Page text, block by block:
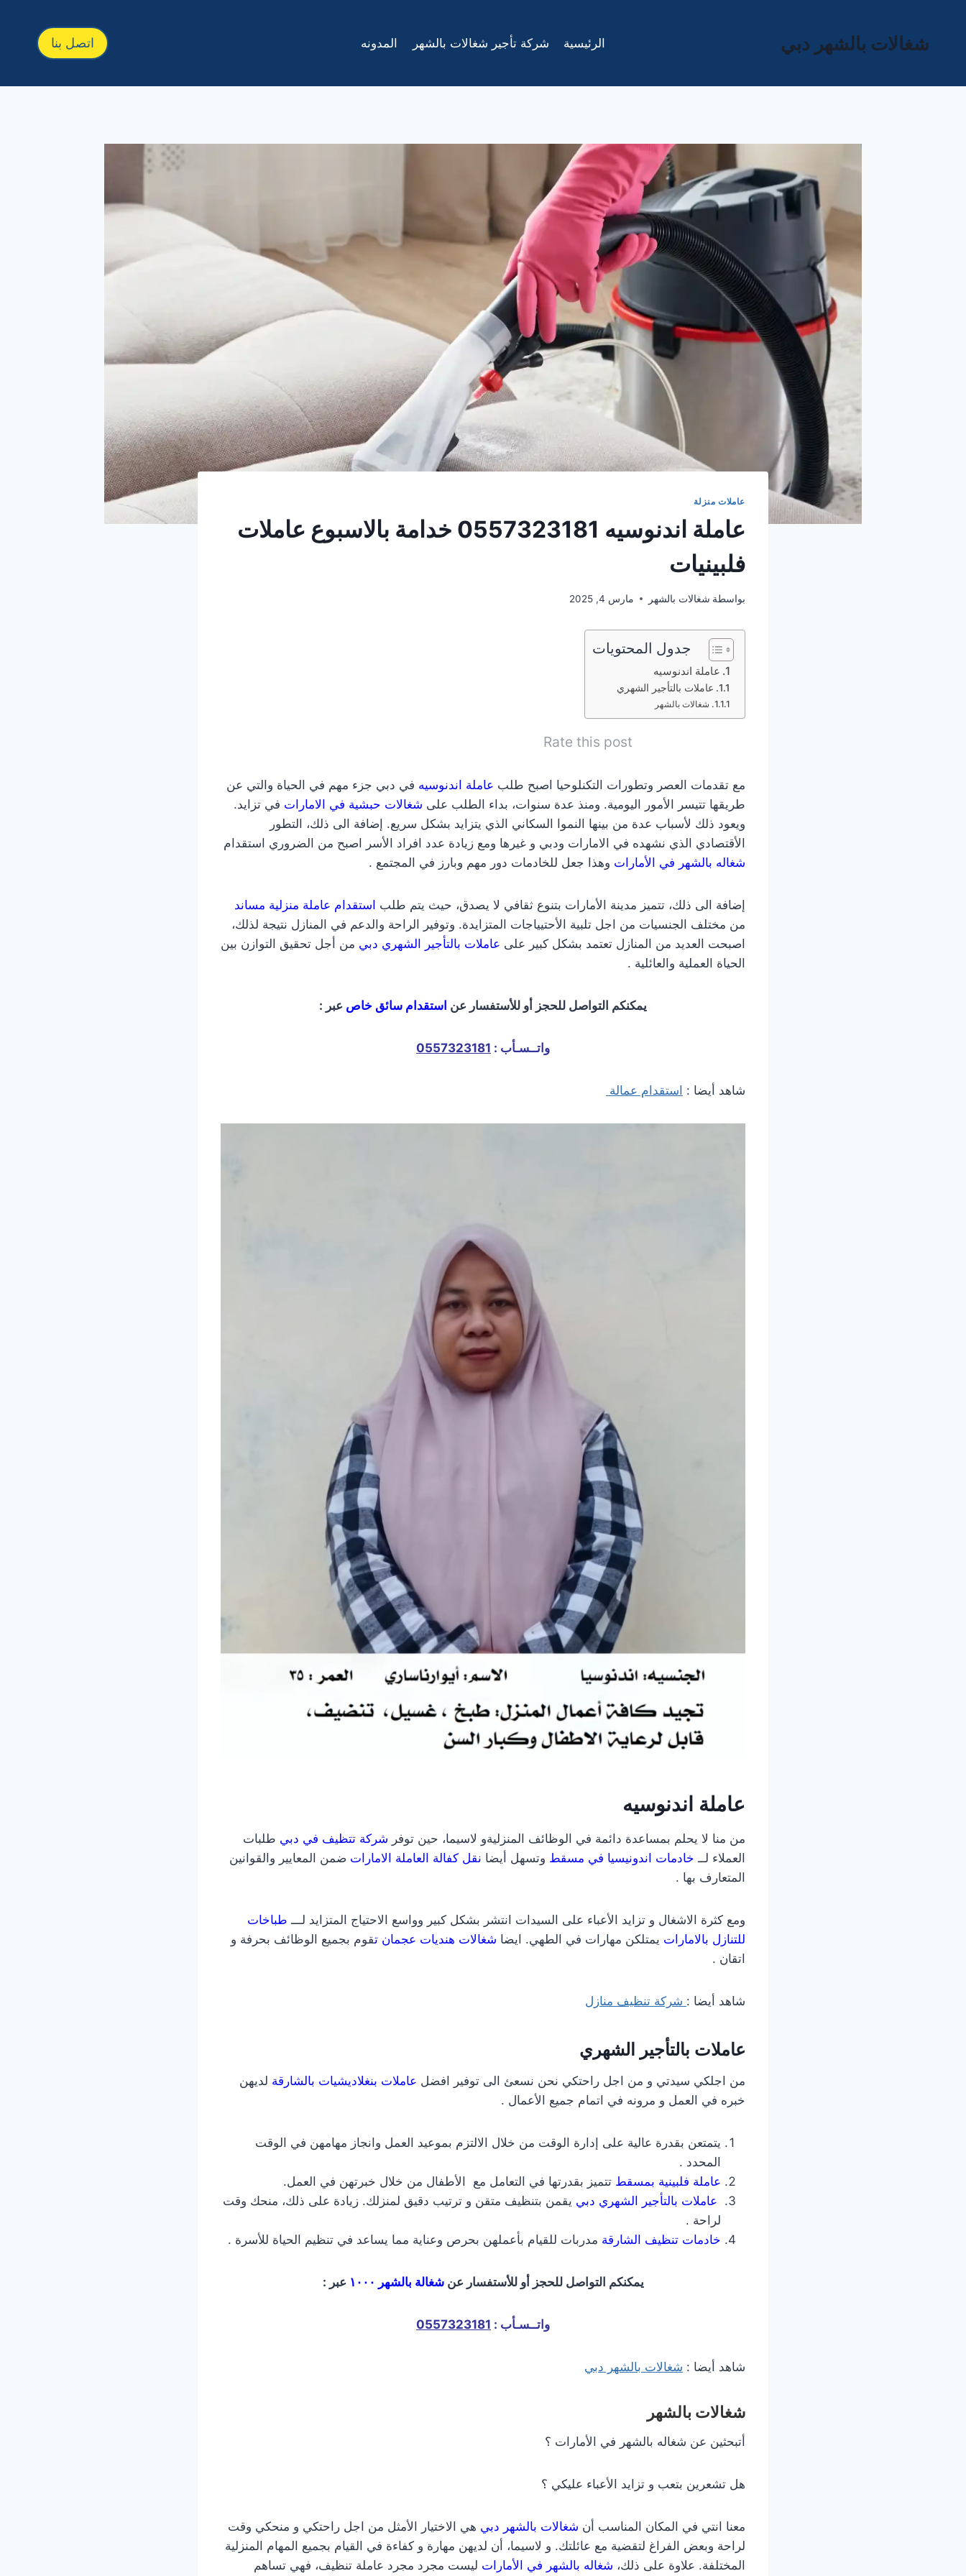
المحتوىشغالات بالشهر دبي الرئيسية شركة تأجير شغالات بالشهر المدونه اتصل بنا
عاملات منزلة
عاملة اندنوسيه ‎0557323181 خدامة بالاسبوع عاملات
فلبينيات
بواسطة شغالات بالشهر مارس 4, 2025
جدول المحتويات
عاملة اندنوسيه
عاملات بالتأجير الشهري
شغالات بالشهر
Rate this post
مع تقدمات العصر وتطورات التكنلوحيا اصبح طلب عاملة اندنوسيه في دبي جزء مهم في الحياة والتي عن
طريقها تتيسر الأمور اليومية. ومنذ عدة سنوات، بداء الطلب على شغالات حبشية في الامارات في تزايد.
ويعود ذلك لأسباب عدة من بينها النموا السكاني الذي يتزايد بشكل سريع. إضافة الى ذلك، التطور
الأقتصادي الذي نشهده في الامارات ودبي و غيرها ومع زيادة عدد افراد الأسر اصبح من الضروري استقدام
شغاله بالشهر في الأمارات وهذا جعل للخادمات دور مهم وبارز في المجتمع .
إضافة الى ذلك، تتميز مدينة الأمارات بتنوع ثقافي لا يصدق، حيث يتم طلب استقدام عاملة منزلية مساند
من مختلف الجنسيات من اجل تلبية الأحتيياجات المتزايدة. وتوفير الراحة والدعم في المنازل نتيجة لذلك،
اصبحت العديد من المنازل تعتمد بشكل كبير على عاملات بالتأجير الشهري دبي من أجل تحقيق التوازن بين
الحياة العملية والعائلية .
يمكنكم التواصل للحجز أو للأستفسار عن استقدام سائق خاص عبر :
واتــسـأب : 0557323181
شاهد أيضا : استقدام عمالة
عاملة اندنوسيه
من منا لا يحلم بمساعدة دائمة في الوظائف المنزليةو لاسيما، حين توفر شركة تتظيف في دبي طلبات
العملاء لــ خادمات اندونيسيا في مسقط وتسهل أيضا نقل كفالة العاملة الامارات ضمن المعايير والقوانين
المتعارف بها .
ومع كثرة الاشغال و تزايد الأعباء على السيدات انتشر بشكل كبير وواسع الاحتياج المتزايد لـــ طباخات
للتنازل بالامارات يمتلكن مهارات في الطهي. ايضا شغالات هنديات عجمان تقوم بجميع الوظائف بحرفة و
اتقان .
شاهد أيضا : شركة تنظيف منازل
عاملات بالتأجير الشهري
من اجلكي سيدتي و من اجل راحتكي نحن نسعئ الى توفير افضل عاملات بنغلاديشيات بالشارقة لديهن
خبره في العمل و مرونه في اتمام جميع الأعمال .
يتمتعن بقدرة عالية على إدارة الوقت من خلال الالتزم بموعيد العمل وانجاز مهامهن في الوقت
المحدد .
عاملة فلبينية بمسقط تتميز بقدرتها في التعامل مع الأطفال من خلال خبرتهن في العمل.
عاملات بالتأجير الشهري دبي يقمن بتنظيف متقن و ترتيب دقيق لمنزلك. زيادة على ذلك، منحك وقت
لراحة .
خادمات تنظيف الشارقة مدربات للقيام بأعملهن بحرص وعناية مما يساعد في تنظيم الحياة للأسرة .
يمكنكم التواصل للحجز أو للأستفسار عنشغالة بالشهر ١٠٠٠ عبر :
واتــسـأب : 0557323181
شاهد أيضا : شغالات بالشهر دبي
شغالات بالشهر
أتبحثين عن شغاله بالشهر في الأمارات ؟
هل تشعرين بتعب و تزايد الأعباء عليكي ؟
معنا انتي في المكان المناسب أن شغالات بالشهر دبي هي الاختيار الأمثل من اجل راحتكي و منحكي وقت
لراحة وبعض الفراغ لتقضية مع عائلتك. و لاسيما، أن لديهن مهارة و كفاءة في القيام بجميع المهام المنزلية
المختلفة. علاوة على ذلك، شغاله بالشهر في الأمارات ليست مجرد مجرد عاملة تنظيف، فهي تساهم